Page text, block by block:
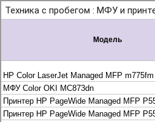
info@lekom.ru
Рассчитать и заказать